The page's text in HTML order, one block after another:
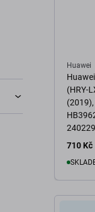
Huawei
(HRY-
710 Kč